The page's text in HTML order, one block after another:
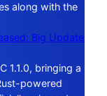
along with the
Big Update
1.1.0, bringing a
powered